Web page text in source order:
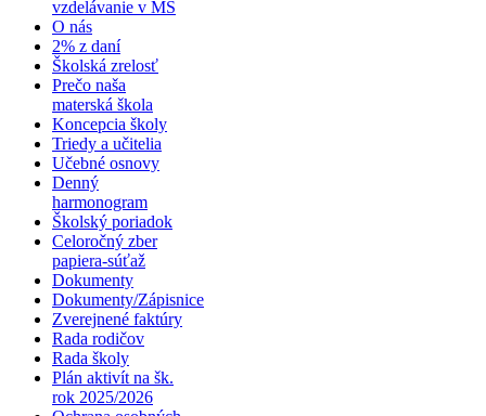
vzdelávanie v MŠ
O nás
2% z daní
Školská zrelosť
Prečo naša
materská škola
Koncepcia školy
Triedy a učitelia
Učebné osnovy
Denný
harmonogram
Školský poriadok
Celoročný zber
papiera-súťaž
Dokumenty
Dokumenty/Zápisnice
Zverejnené faktúry
Rada rodičov
Rada školy
Plán aktivít na šk.
rok 2025/2026